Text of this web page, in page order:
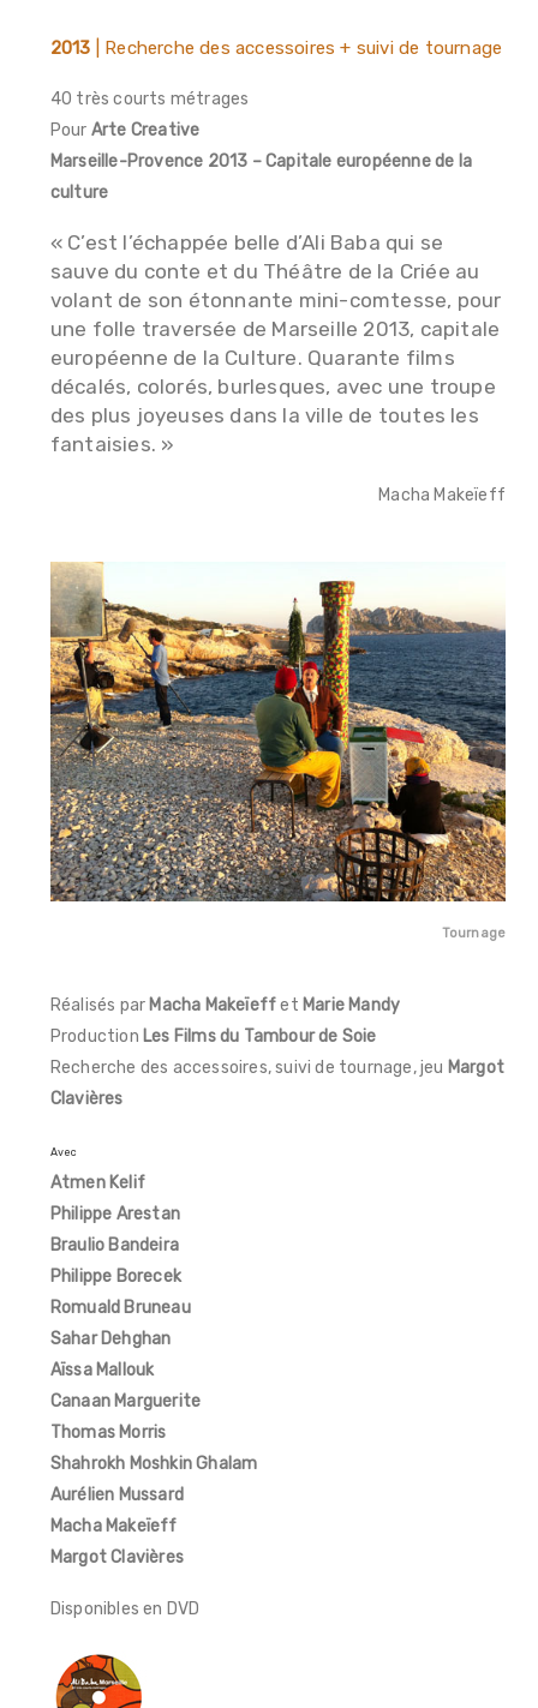
2013 | Recherche des accessoires + suivi de tournage
40 très courts métrages
Pour Arte Creative
Marseille-Provence 2013 – Capitale européenne de la
culture
« C’est l’échappée belle d’Ali Baba qui se
sauve du conte et du Théâtre de la Criée au
volant de son étonnante mini-comtesse, pour
une folle traversée de Marseille 2013, capitale
européenne de la Culture. Quarante films
décalés, colorés, burlesques, avec une troupe
des plus joyeuses dans la ville de toutes les
fantaisies. »
Macha Makeïeff
Tournage
Réalisés par Macha Makeïeffet Marie Mandy
Production Les Films du Tambour de Soie
Recherche des accessoires, suivi de tournage, jeu Margot
Clavières
Avec
Atmen Kelif
Philippe Arestan
Braulio Bandeira
Philippe Borecek
Romuald Bruneau
Sahar Dehghan
Aïssa Mallouk
Canaan Marguerite
Thomas Morris
Shahrokh Moshkin Ghalam
Aurélien Mussard
Macha Makeïeff
Margot Clavières
Disponibles en DVD